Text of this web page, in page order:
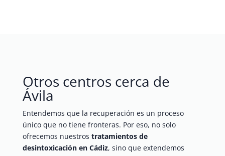
Otros centros cerca de
Ávila
Entendemos que la recuperación es un proceso
único que no tiene fronteras. Por eso, no solo
ofrecemos nuestros tratamientos de
desintoxicación en Cádiz, sino que extendemos